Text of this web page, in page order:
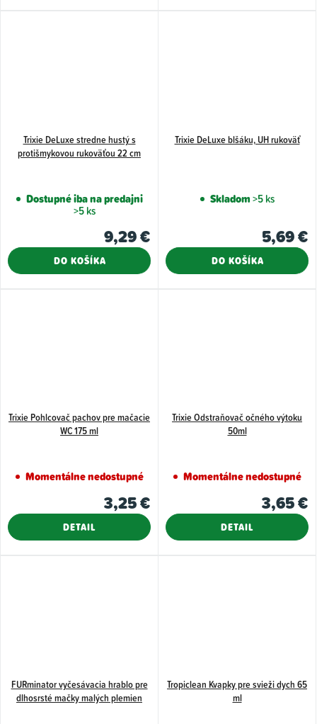
Trixie DeLuxe stredne hustý s
protišmykovou rukoväťou 22 cm
Dostupné iba na predajni
>5 ks
9,29 €
DO KOŠÍKA
Trixie DeLuxe blšáku, UH rukoväť
Skladom>5 ks
5,69 €
DO KOŠÍKA
Trixie Pohlcovač pachov pre mačacie
WC 175 ml
Momentálne nedostupné
3,25 €
DETAIL
Trixie Odstraňovač očného výtoku
50ml
Momentálne nedostupné
3,65 €
DETAIL
FURminator vyčesávacia hrablo pre
dlhosrsté mačky malých plemien
Tropiclean Kvapky pre svieži dych 65
ml